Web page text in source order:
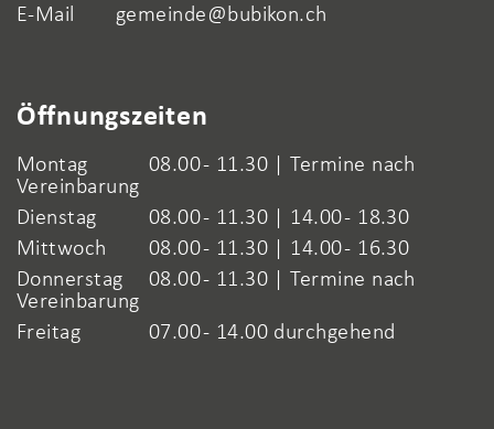
E-Mail
gemeinde@bubikon.ch
Öffnungszeiten
Montag
08.00 - 11.30 | Termine nach
Vereinbarung
Dienstag
08.00 - 11.30 | 14.00 - 18.30
Mittwoch
08.00 - 11.30 | 14.00 - 16.30
Donnerstag
08.00 - 11.30 | Termine nach
Vereinbarung
Freitag
07.00 - 14.00 durchgehend